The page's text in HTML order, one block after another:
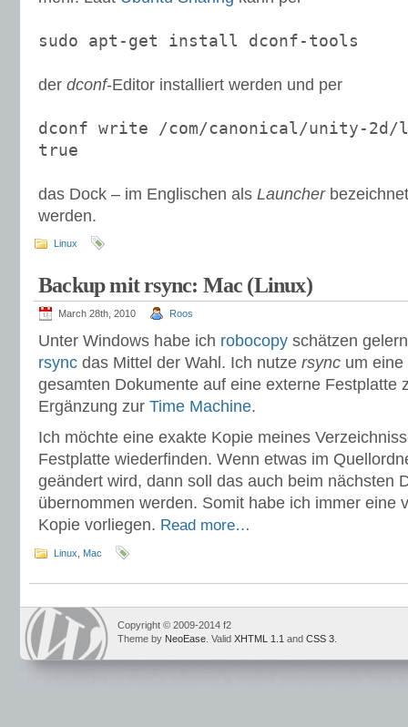
sudo apt-get install dconf-tools
der dconf-Editor installiert werden und per
dconf write /com/canonical/unity-2d/
true
das Dock – im Englischen als Launcher
werden.
Linux
Backup mit rsync: Mac (Linux)
March 28th, 2010 Roos
Unter Windows habe ich robocopy schätzen
rsync das Mittel der Wahl. Ich nutze rsync um
gesamten Dokumente auf eine externe Festplatte
Ergänzung zur Time Machine.
Ich möchte eine exakte Kopie meines
Festplatte wiederfinden. Wenn etwas im
geändert wird, dann soll das auch beim nächsten
übernommen werden. Somit habe ich immer eine
Kopie vorliegen. Read more…
Linux Mac
Copyright © 2009-2014 f2
Theme by NeoEase . Valid XHTML 1.1 and CSS 3